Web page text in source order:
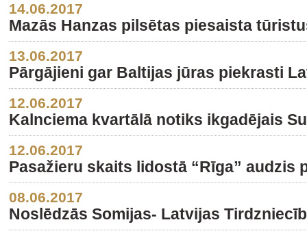
14.06.2017
Mazās Hanzas pilsētas piesaista
13.06.2017
Pārgājieni gar Baltijas jūras piekrasti
12.06.2017
Kalnciema kvartālā notiks ikgadējais
12.06.2017
Pasažieru skaits lidostā “Rīga” audzis
08.06.2017
Noslēdzās Somijas- Latvijas